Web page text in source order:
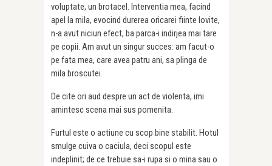
voluptate, un brotacel. Interventia mea, facind
apel la mila, evocind durerea oricarei fiinte lovite,
n-a avut niciun efect, ba parca-i indirjea mai tare
pe copii. Am avut un singur succes: am facut-o
pe fata mea, care avea patru ani, sa plinga de
mila broscutei.
De cite ori aud despre un act de violenta, imi
amintesc scena mai sus pomenita.
Furtul este o actiune cu scop bine stabilit. Hotul
smulge cuiva o caciula, deci scopul este
indeplinit; de ce trebuie sa-i rupa si o mina sau o